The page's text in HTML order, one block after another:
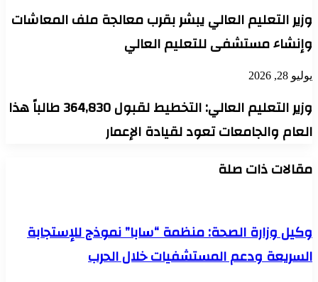
وزير التعليم العالي يبشر بقرب معالجة ملف المعاشات
وإنشاء مستشفى للتعليم العالي
يوليو 28, 2026
وزير التعليم العالي: التخطيط لقبول 364,830 طالباً هذا
العام والجامعات تعود لقيادة الإعمار
مقالات ذات صلة
وكيل وزارة الصحة: منظمة “سابا” نموذج للإستجابة
السريعة ودعم المستشفيات خلال الحرب